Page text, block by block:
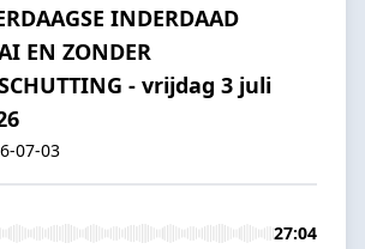
INDERDAAD
EN ZONDER
- vrijdag 3 juli
07-03
27:04